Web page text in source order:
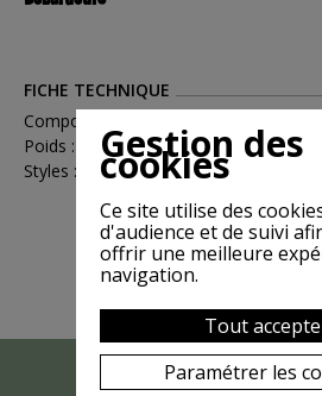
FICHE TECHNIQUE
Compositions : Coton
Poids : 0.1
Styles : Féminin
Gestion des
cookies
Ce site utilise des
d'audience et de suivi
offrir une meilleure
navigation.
Tout
Paramétrer les